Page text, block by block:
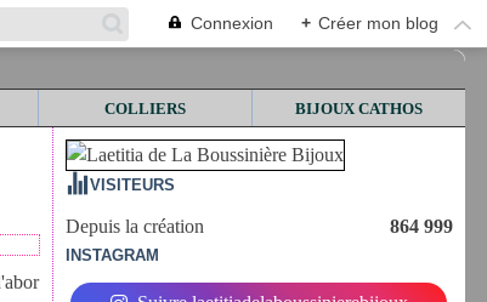
Connexion + Créer mon blog
COLLIERS BIJOUX CATHOS
VISITEURS
Depuis la création 864 999
INSTAGRAM